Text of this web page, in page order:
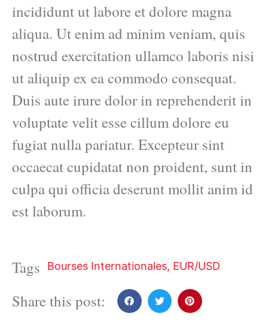
incididunt ut labore et dolore magna
aliqua. Ut enim ad minim veniam, quis
nostrud exercitation ullamco laboris nisi
ut aliquip ex ea commodo consequat.
Duis aute irure dolor in reprehenderit in
voluptate velit esse cillum dolore eu
fugiat nulla pariatur. Excepteur sint
occaecat cupidatat non proident, sunt in
culpa qui officia deserunt mollit anim id
est laborum.
Tags Bourses Internationales, EUR/USD
Share this post: